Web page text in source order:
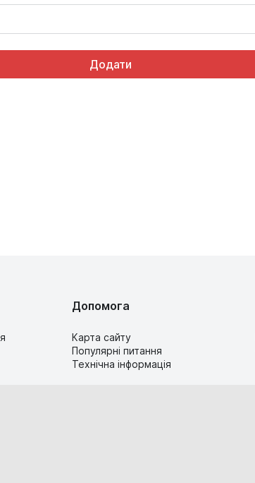
Допомога
Карта сайту
Популярні питання
Технічна інформація